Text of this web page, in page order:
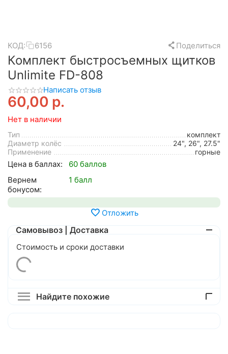
КОД: 6156 Поделиться
Комплект быстросъемных щитков
Unlimite FD-808
Написать отзыв
60,00 р.
Нет в наличии
Тип
комплект
Диаметр колёс
24", 26", 27.5"
Применение
горные
Цена в баллах:
60 баллов
Вернем
бонусом:
1 балл
Отложить
Самовывоз | Доставка
Стоимость и сроки доставки
Найдите похожие